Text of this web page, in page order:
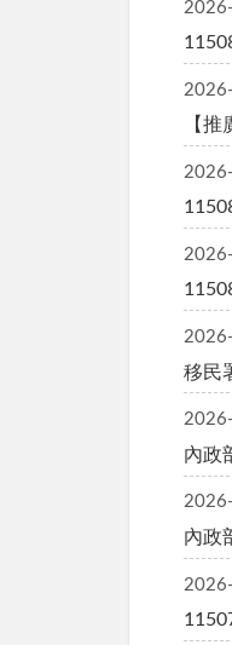
【
移民
內政